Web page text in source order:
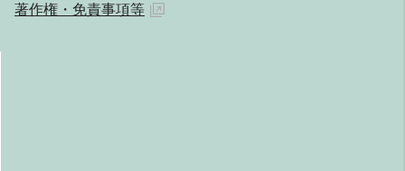
著作権・免責事項等